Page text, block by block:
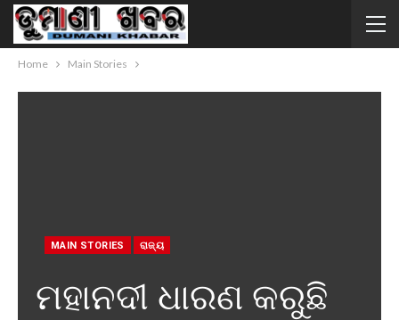
Home Main Stories
MAIN STORIES ରାଜ୍ୟ
ମହାନଦୀ ଧାରଣ କରୁଛି